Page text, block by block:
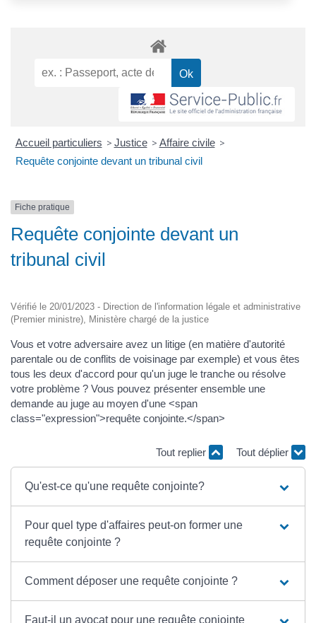
Accueil particuliers > Justice > Affaire civile >
Requête conjointe devant un tribunal civil
Fiche pratique
Requête conjointe devant un
tribunal civil
Vérifié le 20/01/2023 - Direction de l'information légale et administrative
(Premier ministre), Ministère chargé de la justice
Vous et votre adversaire avez un litige (en matière d'autorité
parentale ou de conflits de voisinage par exemple) et vous êtes
tous les deux d'accord pour qu'un juge le tranche ou résolve
votre problème ? Vous pouvez présenter ensemble une
demande au juge au moyen d'une <span
class="expression">requête conjointe.</span>
Tout replier Tout déplier
Qu'est-ce qu'une requête conjointe?
Pour quel type d'affaires peut-on former une
requête conjointe ?
Comment déposer une requête conjointe ?
Faut-il un avocat pour une requête conjointe